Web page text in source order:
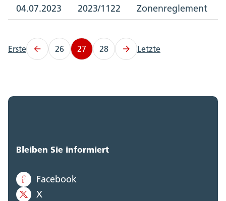
04.07.2023
2023/1122 Zonenreglement
Erste 26 27 28 Letzte
Bleiben Sie informiert
Facebook
X